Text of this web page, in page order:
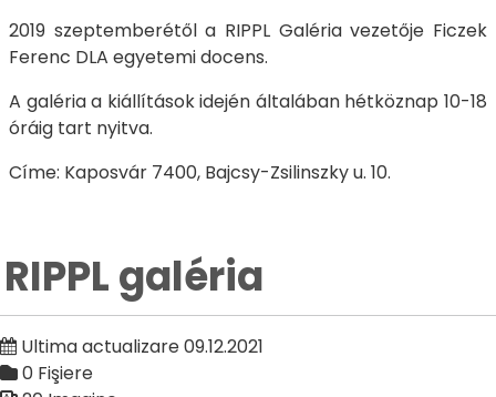
2019 szeptemberétől a RIPPL Galéria vezetője Ficzek
Ferenc DLA egyetemi docens.
A galéria a kiállítások idején általában hétköznap 10-18
óráig tart nyitva.
Címe: Kaposvár 7400, Bajcsy-Zsilinszky u. 10.
RIPPL galéria
Ultima actualizare 09.12.2021
0 Fişiere